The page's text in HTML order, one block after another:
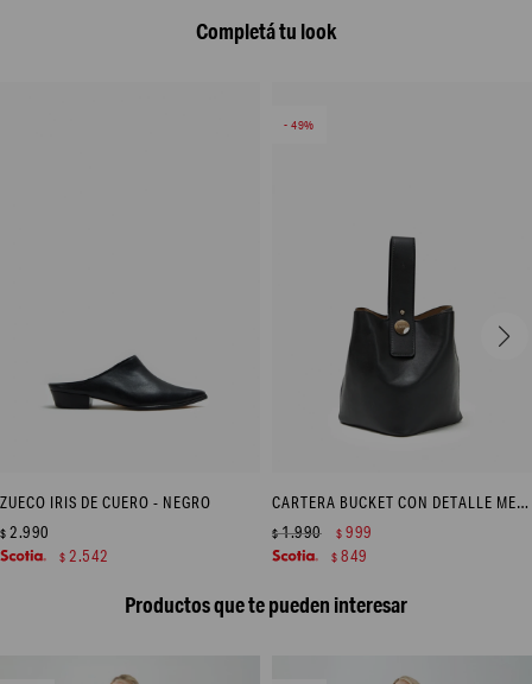
Completá tu look
ZUECO IRIS DE CUERO - NEGRO
$ 2.990
$ 2.542
49
CARTERA BUCKET CON DETALLE METÁLICO - NEGRO
$1.990 $ 999
$ 849
Productos que te pueden interesar